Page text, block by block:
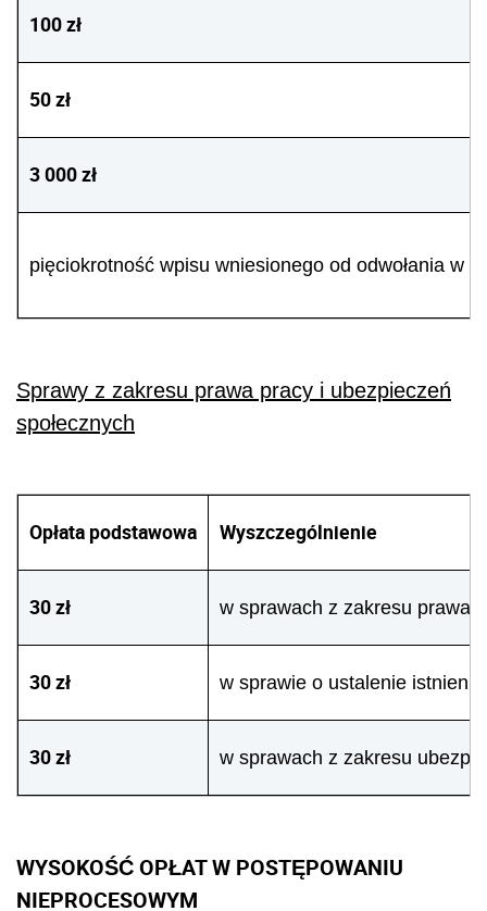
100 zł
50 zł
3 000 zł
pięciokrotność wpisu wniesionego od odwołania w
Sprawy z zakresu prawa pracy i ubezpieczeń
społecznych
Opłata podstawowa Wyszczególnienie
30 zł w sprawach z zakresu prawa
30 zł w sprawie o ustalenie
30 zł w sprawach z zakresu
WYSOKOŚĆ OPŁAT W POSTĘPOWANIU
NIEPROCESOWYM